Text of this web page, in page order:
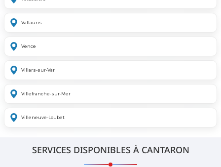
Vallauris
Vence
Villars-sur-Var
Villefranche-sur-Mer
Villeneuve-Loubet
SERVICES DISPONIBLES À CANTARON